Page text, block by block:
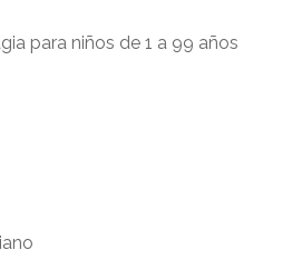
para niños de 1 a 99 años